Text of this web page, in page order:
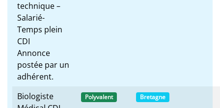
technique –
Salarié-
Temps plein
CDI
Annonce
postée par un
adhérent.
Biologiste
Polyvalent Bretagne